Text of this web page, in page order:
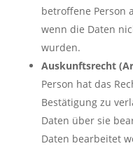
betroffene Person
wenn die Daten
wurden.
Auskunftsrecht
Person hat das
Bestätigung zu
Daten über sie
Daten bearbeitet